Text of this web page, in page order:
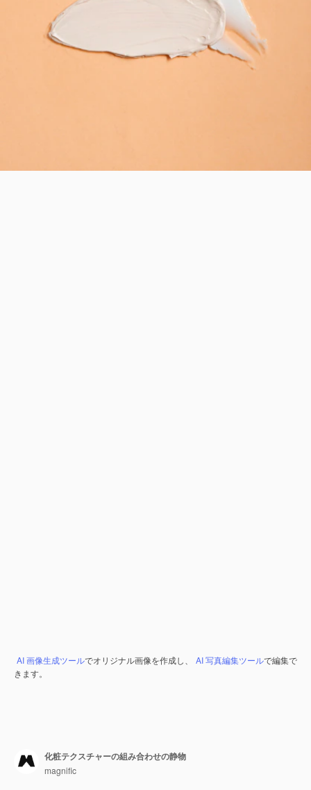
AI 画像生成ツールでオリジナル画像を作成し、 AI 写真編集ツールで編集で
きます。
化粧テクスチャーの組み合わせの静物
magnific